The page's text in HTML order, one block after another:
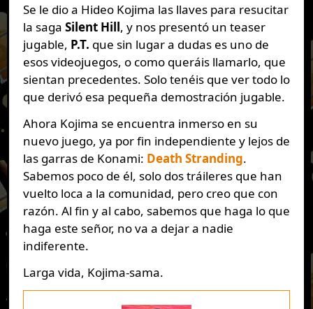
Se le dio a Hideo Kojima las llaves para resucitar
la saga Silent Hill, y nos presentó un teaser
jugable, P.T. que sin lugar a dudas es uno de
esos videojuegos, o como queráis llamarlo, que
sientan precedentes. Solo tenéis que ver todo lo
que derivó esa pequeña demostración jugable.
Ahora Kojima se encuentra inmerso en su
nuevo juego, ya por fin independiente y lejos de
las garras de Konami: Death Stranding.
Sabemos poco de él, solo dos tráileres que han
vuelto loca a la comunidad, pero creo que con
razón. Al fin y al cabo, sabemos que haga lo que
haga este señor, no va a dejar a nadie
indiferente.
Larga vida, Kojima-sama.